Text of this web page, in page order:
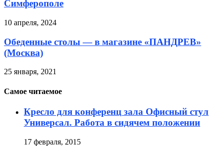
Симферополе
10 апреля, 2024
Обеденные столы — в магазине «ПАНДРЕВ»
(Москва)
25 января, 2021
Самое читаемое
Кресло для конференц зала Офисный стул
Универсал. Работа в сидячем положении
17 февраля, 2015